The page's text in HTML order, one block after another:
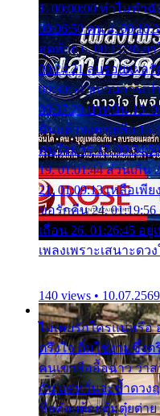
1. 00:00:00 ทำไมทำ
00:06:50 คน 4.
สุดท้าย 6. 00:17:30 ย
00:24:21 ลบรอยแผล
00:30:54 ขบวนการเป
00:37:20 ปาหนัน 13.
ฉันแล้วจงตายเสีย 15.
คนใจมาร 17.
19. 01:01:44 ส่วนเกิ
21. 01:09:13 เหลือเพีย
ขอรักคืน 24.
เถื่อน 26. 01:26:45 อยู่
เพลงเพราะเสนาะดว
140 views • 10.07.2569
ไม่เคยรักใครแน่หรือ
ตรึงใจ ติ๋มใช่งามซึ้ง
คนเขาลืออื้อฉาว ว่า
กัน แต่หวั่นจะช้ำดวง
ชื่อต๋อยต้อยตุ้มตุ๋ยต่าย